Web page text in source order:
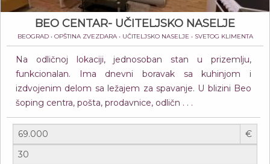
BEO CENTAR- UČITELJSKO NASELJE
BEOGRAD • OPŠTINA ZVEZDARA • UČITELJSKO NASELJE • SVETOG KLIMENTA
Na odličnoj lokaciji, jednosoban stan u prizemlju,
funkcionalan. Ima dnevni boravak sa kuhinjom i
izdvojenim delom sa ležajem za spavanje. U blizini Beo
šoping centra, pošta, prodavnice, odličn . . .
€